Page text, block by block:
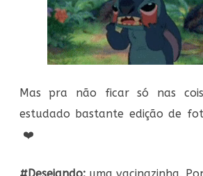
Mas pra não ficar só nas
estudado bastante edição de
❤️